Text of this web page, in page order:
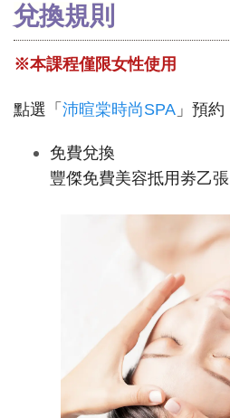
兌換規則
※本課程僅限女性使用
點選「 沛暄棠時尚SPA 」預約
免費兌換
豐傑免費美容抵用劵乙張